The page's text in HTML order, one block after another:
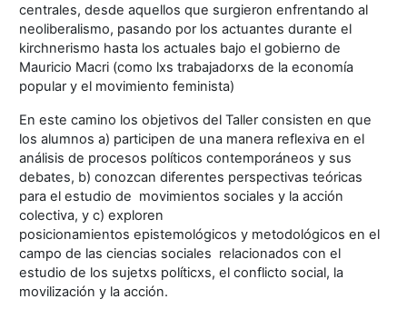
centrales, desde aquellos que surgieron enfrentando al
neoliberalismo, pasando por los actuantes durante el
kirchnerismo hasta los actuales bajo el gobierno de
Mauricio Macri (como lxs trabajadorxs de la economía
popular y el movimiento feminista)
En este camino los objetivos del Taller consisten en que
los alumnos a) participen de una manera reflexiva en el
análisis de procesos políticos contemporáneos y sus
debates, b) conozcan diferentes perspectivas teóricas
para el estudio de movimientos sociales y la acción
colectiva, y c) exploren
posicionamientos epistemológicos y metodológicos en el
campo de las ciencias sociales relacionados con el
estudio de los sujetxs políticxs, el conflicto social, la
movilización y la acción.